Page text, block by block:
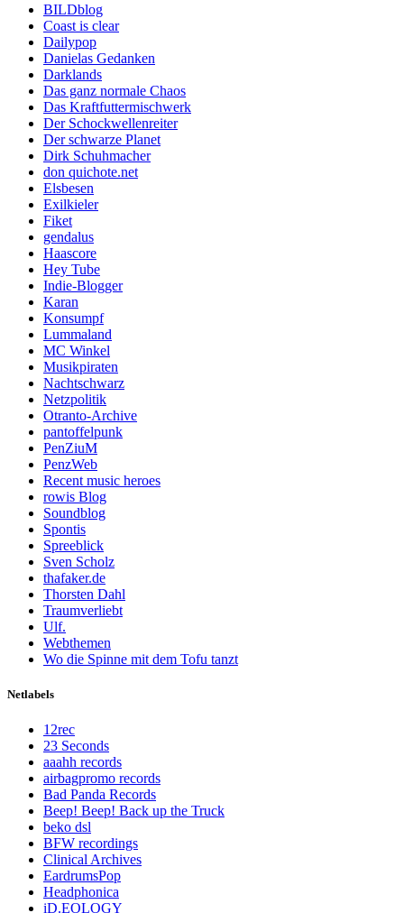
BILDblog
Coast is clear
Dailypop
Danielas Gedanken
Darklands
Das ganz normale Chaos
Das Kraftfuttermischwerk
Der Schockwellenreiter
Der schwarze Planet
Dirk Schuhmacher
don quichote.net
Elsbesen
Exilkieler
Fiket
gendalus
Haascore
Hey Tube
Indie-Blogger
Karan
Konsumpf
Lummaland
MC Winkel
Musikpiraten
Nachtschwarz
Netzpolitik
Otranto-Archive
pantoffelpunk
PenZiuM
PenzWeb
Recent music heroes
rowis Blog
Soundblog
Spontis
Spreeblick
Sven Scholz
thafaker.de
Thorsten Dahl
Traumverliebt
Ulf.
Webthemen
Wo die Spinne mit dem Tofu tanzt
Netlabels
12rec
23 Seconds
aaahh records
airbagpromo records
Bad Panda Records
Beep! Beep! Back up the Truck
beko dsl
BFW recordings
Clinical Archives
EardrumsPop
Headphonica
iD.EOLOGY